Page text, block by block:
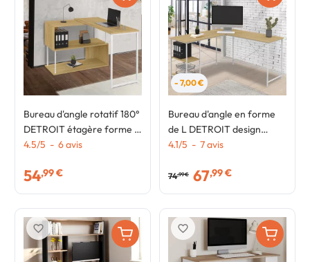
Bureau d'angle rotatif 180°
DETROIT étagère forme S
design industriel bois et
4.5/5 - 6avis
54,99 €
- 7,00 €
Bureau d'angle en forme
de L DETROIT design
industriel bois et métal
4.1/5 - 7avis
74,99 € 67,99 €
favorite_border favorite_border